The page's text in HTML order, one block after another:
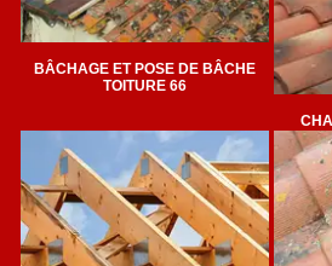
BÂCHAGE ET POSE DE BÂCHE
TOITURE 66